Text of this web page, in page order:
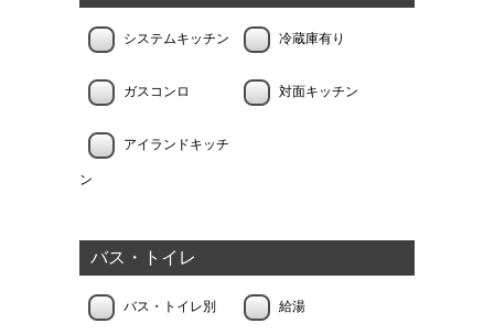
システムキッチン 冷蔵庫有り
ガスコンロ 対面キッチン
アイランドキッチ
ン
バス・トイレ
バス・トイレ別 給湯